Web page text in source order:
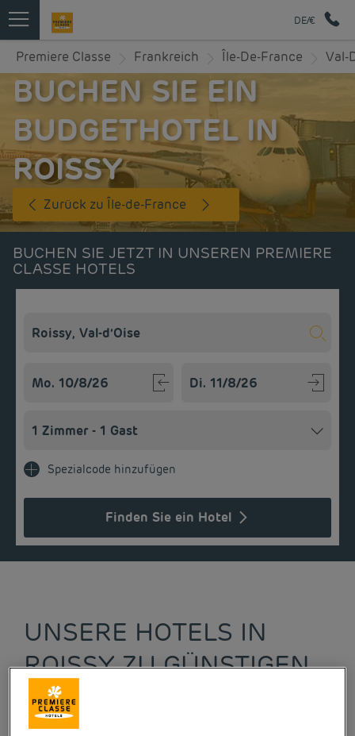
DE/€
Premiere Classe Frankreich Île-De-France Val-
BUCHEN SIE EIN
BUDGETHOTEL IN
ROISSY
Zurück zu Île-de-France
BUCHEN SIE JETZT IN UNSEREN PREMIERE
CLASSE HOTELS
Finden Sie ein Hotel
Spezialcode hinzufügen
UNSERE HOTELS IN
ROISSY ZU GÜNSTIGEN
PREISEN